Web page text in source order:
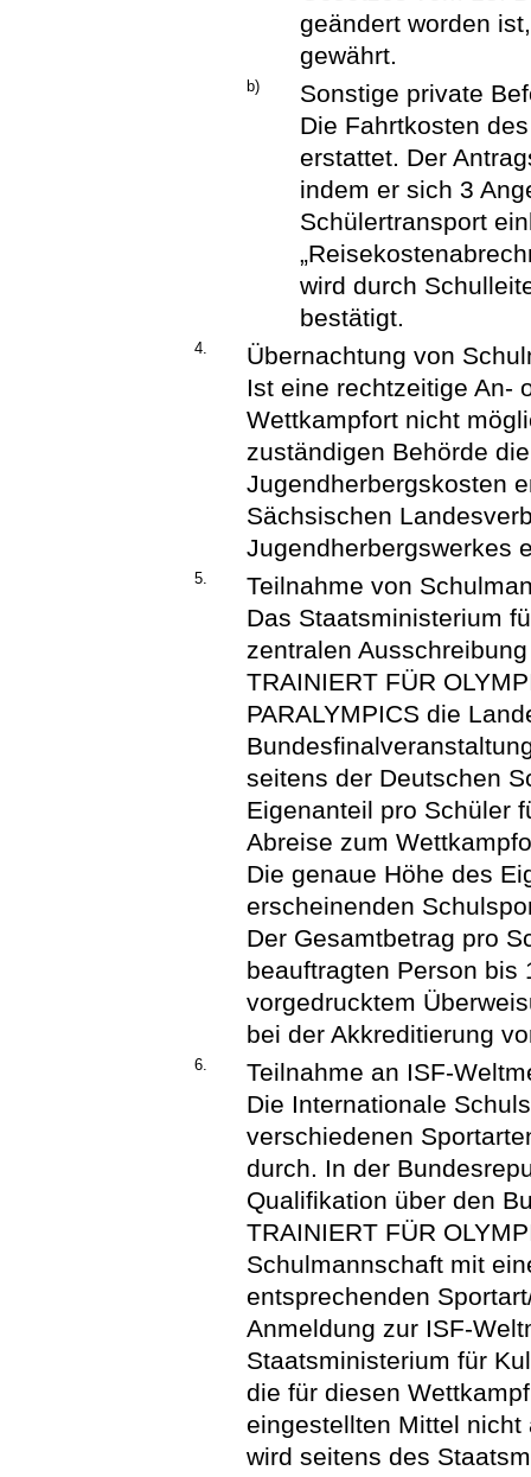
geändert worden
gewährt.
b)
Sonstige private
Die Fahrtkosten
erstattet. Der
indem er sich 3
Schülertransport
wird durch
bestätigt.
4.
Übernachtung von
Ist eine rechtzeitige An-
Wettkampfort nicht
zuständigen Behörde
Jugendherbergskosten
Sächsischen
Jugendherbergswerkes
5.
Teilnahme von
Das Staatsministerium
zentralen
TRAINIERT FÜR
PARALYMPICS die
seitens der Deutschen
Eigenanteil pro Schüler
Abreise zum
Die genaue Höhe des
erscheinenden
Der Gesamtbetrag pro
beauftragten Person bis
vorgedrucktem
bei der Akkreditierung
6.
Teilnahme an ISF-
Die Internationale
verschiedenen
durch. In der
Qualifikation über den
TRAINIERT FÜR
Schulmannschaft mit
entsprechenden
Anmeldung zur ISF-
Staatsministerium für
die für diesen
eingestellten Mittel
wird seitens des